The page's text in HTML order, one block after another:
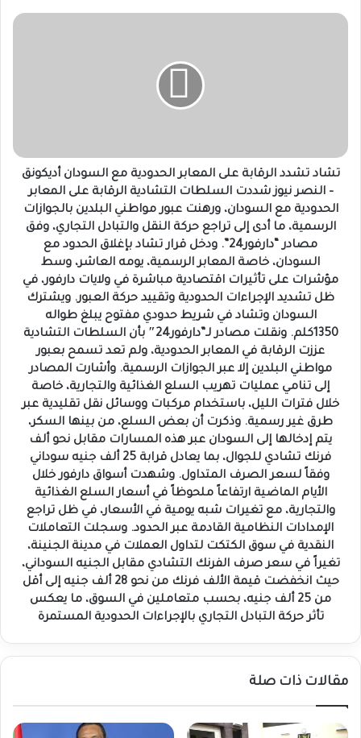
تشاد
أديكونق
النصر
نيوز
شددت
السلطات
التشادية
الرقابة
الحدودية
السودان،
ورهنت
مواطني
البلدين
بالجوازات
الرسمية،
تراجع
حركة
النقل
والتبادل
التجاري،
قرار
الحدود
تشاد تشدد الرقابة على المعابر الحدودية مع السودان أديكونق
– النصر نيوز شددت السلطات التشادية الرقابة على المعابر
الحدودية مع السودان، ورهنت عبور مواطني البلدين بالجوازات
الرسمية، ما أدى إلى تراجع حركة النقل والتبادل التجاري، وفق
مصادر “دارفور24”. ودخل قرار تشاد بإغلاق الحدود مع
السودان، خاصة المعابر الرسمية، يومه العاشر، وسط
مؤشرات على تأثيرات اقتصادية مباشرة في ولايات دارفور، في
ظل تشديد الإجراءات الحدودية وتقييد حركة العبور. ويشترك
السودان وتشاد في شريط حدودي مفتوح يبلغ طواله
1350كلم. ونقلت مصادر لـ”دارفور24″ بأن السلطات التشادية
عززت الرقابة في المعابر الحدودية، ولم تعد تسمح بعبور
مواطني البلدين إلا عبر الجوازات الرسمية. وأشارت المصادر
إلى تنامي عمليات تهريب السلع الغذائية والتجارية، خاصة
خلال فترات الليل، باستخدام مركبات ووسائل نقل تقليدية عبر
طرق غير رسمية. وذكرت أن بعض السلع، من بينها السكر،
يتم إدخالها إلى السودان عبر هذه المسارات مقابل نحو ألف
فرنك تشادي للجوال، بما يعادل قرابة 25 ألف جنيه سوداني
وفقاً لسعر الصرف المتداول. وشهدت أسواق دارفور خلال
الأيام الماضية ارتفاعاً ملحوظاً في أسعار السلع الغذائية
والتجارية، مع تغيرات شبه يومية في الأسعار، في ظل تراجع
الإمدادات النظامية القادمة عبر الحدود. وسجلت التعاملات
النقدية في سوق الكتكت لتداول العملات في مدينة الجنينة،
تغيراً في سعر صرف الفرنك التشادي مقابل الجنيه السوداني،
حيث انخفضت قيمة الألف فرنك من نحو 28 ألف جنيه إلى أقل
من 25 ألف جنيه، بحسب متعاملين في السوق، ما يعكس
تأثر حركة التبادل التجاري بالإجراءات الحدودية المستمرة
مقالات ذات صلة